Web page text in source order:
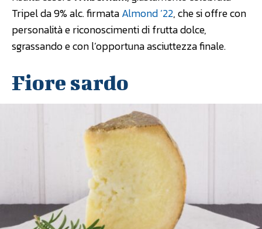
Tripel da 9% alc. firmataAlmond ’22, che si offre con
personalità e riconoscimenti di frutta dolce,
sgrassando e con l’opportuna asciuttezza finale.
Fiore sardo